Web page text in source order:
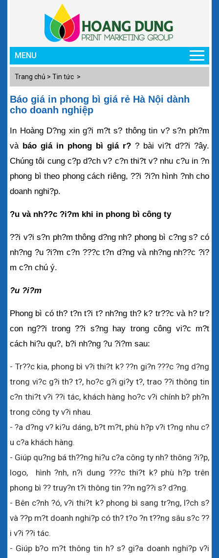
MENU
Trang chủ > Tin tức >
Báo giá in phong bì giá rẻ Hà Nội dành
cho doanh nghiệp
In Hoàng D?ng xin g?i m?t s? thông tin v? s?n ph?m
và báo giá in phong bì giá r? ? bài vi?t d??i ?ây.
Chúng tôi cung c?p d?ch v? c?n thi?t v? nhu c?u in ?n
phong bì theo phong cách riêng, ??i ?i?n hình ?nh cho
doanh nghi?p.
?u và nh??c ?i?m khi in phong bì công ty
??i v?i s?n ph?m thông d?ng nh? phong bì c?ng s? có
nh?ng ?u ?i?m c?n ???c t?n d?ng và nh?ng nh??c ?i?
m c?n chú ý.
?u ?i?m
Phong bì có th? t?n t?i t? nh?ng th? k? tr??c và h? tr?
con ng??i trong ??i s?ng hay trong công vi?c m?t
cách hi?u qu?, b?i nh?ng ?u ?i?m sau:
- Tr??c kia, phong bì v?i thi?t k? ??n gi?n ???c ?ng d?ng
trong vi?c g?i th? t?, ho?c g?i gi?y t?, trao ??i thông tin
c?n thi?t v?i ??i tác, khách hàng ho?c v?i chính b? ph?n
trong công ty v?i nhau.
- ?a d?ng v? ki?u dáng, b?t m?t, phù h?p v?i t?ng nhu c?
u c?a khách hàng.
- Giúp qu?ng bá th??ng hi?u c?a công ty nh? thông ?i?p,
logo,  hình ?nh, n?i dung ???c thi?t k? phù h?p trên
phong bì ?? truy?n t?i thông tin ??n ng??i s? d?ng.
- Bên c?nh ?ó, v?i thi?t k? phong bì sang tr?ng, l?ch s?
và ??p m?t doanh nghi?p có th? t?o ?n t??ng sâu s?c ??
i v?i ??i tác.
- Giúp b?o m?t thông tin h? s? gi?a doanh nghi?p v?i